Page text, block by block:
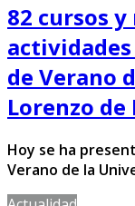
82 cursos
de Verano
Lorenzo de
Hoy se ha
Verano de la